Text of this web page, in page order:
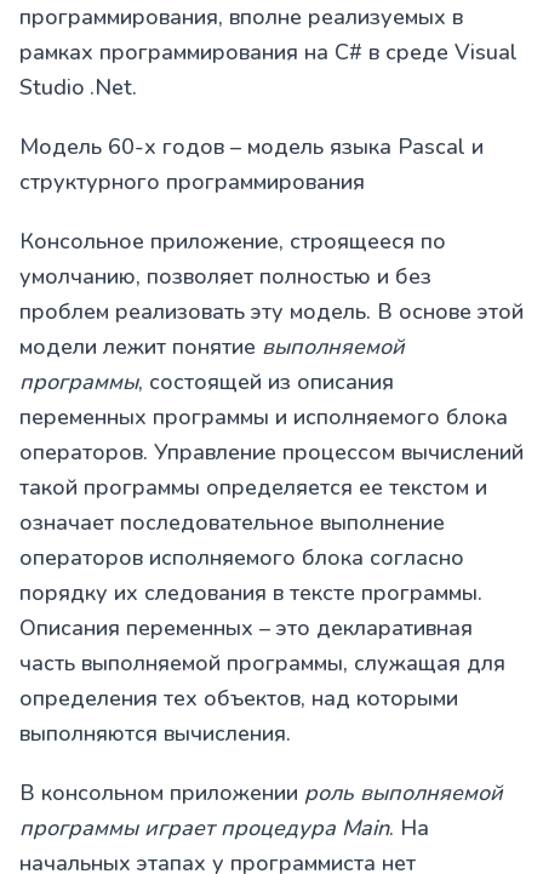
программирования, вполне реализуемых в
рамках программирования на C# в среде Visual
Studio .Net.
Модель 60-х годов – модель языка Pascal и
структурного программирования
Консольное приложение, строящееся по
умолчанию, позволяет полностью и без
проблем реализовать эту модель. В основе этой
модели лежит понятие выполняемой
программы, состоящей из описания
переменных программы и исполняемого блока
операторов. Управление процессом вычислений
такой программы определяется ее текстом и
означает последовательное выполнение
операторов исполняемого блока согласно
порядку их следования в тексте программы.
Описания переменных – это декларативная
часть выполняемой программы, служащая для
определения тех объектов, над которыми
выполняются вычисления.
В консольном приложении роль выполняемой
программы играет процедура Main. На
начальных этапах у программиста нет